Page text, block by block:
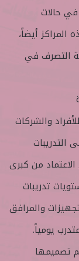
حالات
أيضاً،
التصرف في
والشركات
التدريبات
من كبرى
تدريبات
والمرافق
تصميمها